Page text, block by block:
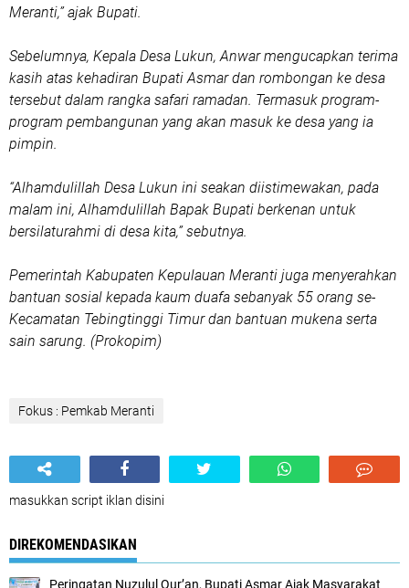
Meranti,” ajak Bupati.
Sebelumnya, Kepala Desa Lukun, Anwar mengucapkan terima
kasih atas kehadiran Bupati Asmar dan rombongan ke desa
tersebut dalam rangka safari ramadan. Termasuk program-
program pembangunan yang akan masuk ke desa yang ia
pimpin.
“Alhamdulillah Desa Lukun ini seakan diistimewakan, pada
malam ini, Alhamdulillah Bapak Bupati berkenan untuk
bersilaturahmi di desa kita,” sebutnya.
Pemerintah Kabupaten Kepulauan Meranti juga menyerahkan
bantuan sosial kepada kaum duafa sebanyak 55 orang se-
Kecamatan Tebingtinggi Timur dan bantuan mukena serta
sain sarung. (Prokopim)
Fokus : Pemkab Meranti
masukkan script iklan disini
DIREKOMENDASIKAN
Peringatan Nuzulul Qur’an, Bupati Asmar Ajak Masyarakat